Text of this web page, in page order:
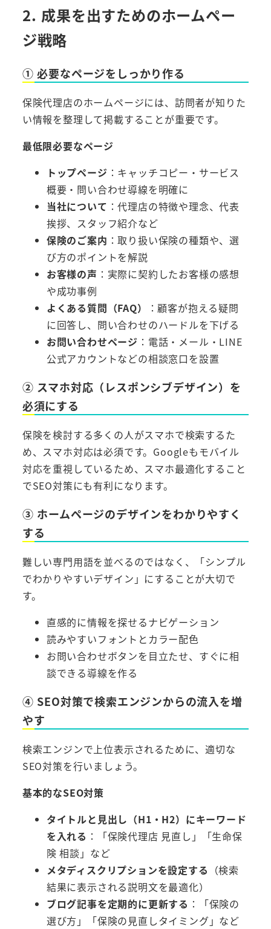
2. 成果を出すためのホームペー
ジ戦略
① 必要なページをしっかり作る
保険代理店のホームページには、訪問者が知りた
い情報を整理して掲載することが重要です。
最低限必要なページ
トップページ ：キャッチコピー・サービス
概要・問い合わせ導線を明確に
当社について ：代理店の特徴や理念、代表
挨拶、スタッフ紹介など
保険のご案内 ：取り扱い保険の種類や、選
び方のポイントを解説
お客様の声 ：実際に契約したお客様の感想
や成功事例
よくある質問（FAQ）
：顧客が抱える疑問
に回答し、問い合わせのハードルを下げる
お問い合わせページ ：電話・メール・LINE
公式アカウントなどの相談窓口を設置
② スマホ対応（レスポンシブデザイン）を
必須にする
保険を検討する多くの人がスマホで検索するた
め、スマホ対応は必須です。Googleもモバイル
対応を重視しているため、スマホ最適化すること
でSEO対策にも有利になります。
③ ホームページのデザインをわかりやすく
する
難しい専門用語を並べるのではなく、「シンプル
でわかりやすいデザイン」にすることが大切で
す。
直感的に情報を探せるナビゲーション
読みやすいフォントとカラー配色
お問い合わせボタンを目立たせ、すぐに相
談できる導線を作る
④ SEO対策で検索エンジンからの流入を増
やす
検索エンジンで上位表示されるために、適切な
SEO対策を行いましょう。
基本的なSEO対策
タイトルと見出し（H1・H2）にキーワード
を入れる ：「保険代理店 見直し」「生命保
険 相談」など
メタディスクリプションを設定する （検索
結果に表示される説明文を最適化）
ブログ記事を定期的に更新する ：「保険の
選び方」「保険の見直しタイミング」など